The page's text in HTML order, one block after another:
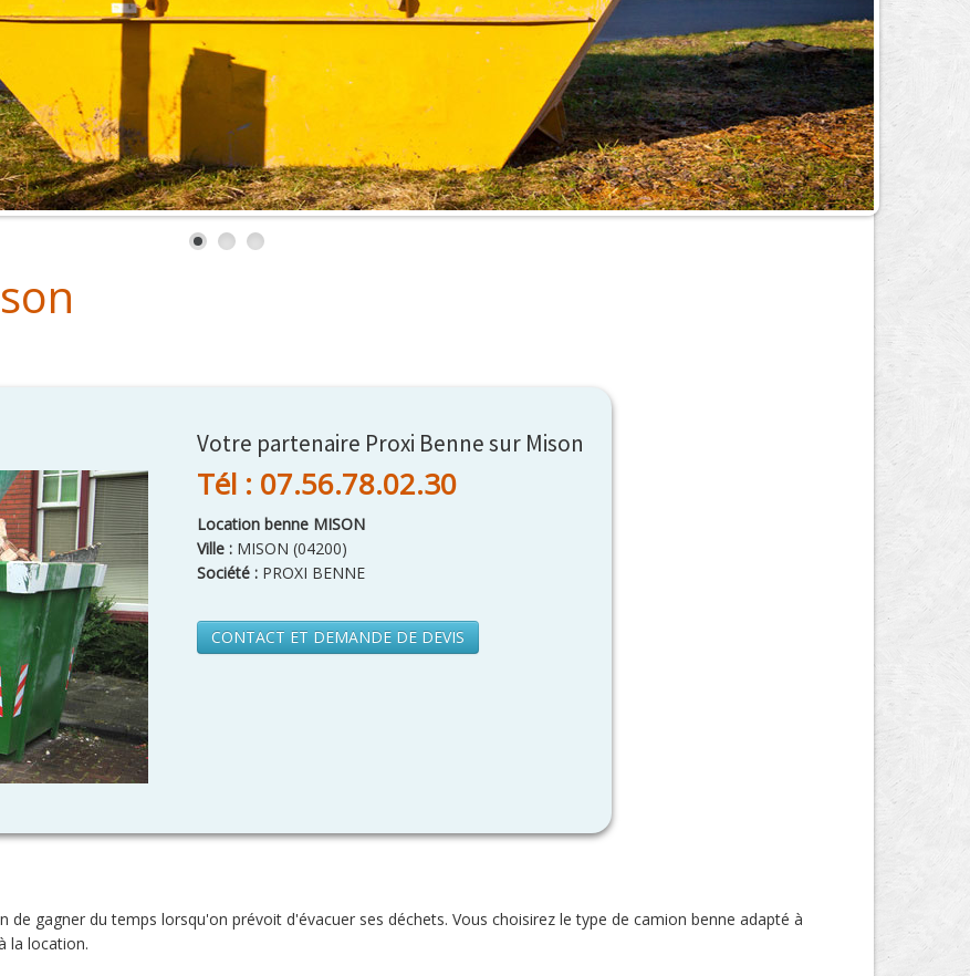
Votre partenaire Proxi Benne sur Mison
Tél : 07.56.78.02.30
Location benne MISON
Ville : MISON (04200)
Société : PROXI BENNE
CONTACT ET DEMANDE DE DEVIS
gagner du temps lorsqu'on prévoit d'évacuer ses déchets. Vous choisirez le type de camion benne adapté à
la location.